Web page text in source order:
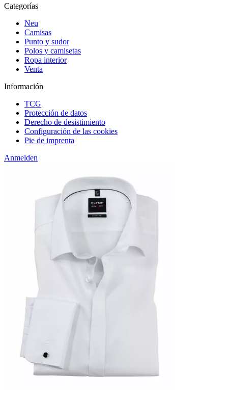
Categorías
Neu
Camisas
Punto y sudor
Polos y camisetas
Ropa interior
Venta
Información
TCG
Protección de datos
Derecho de desistimiento
Configuración de las cookies
Pie de imprenta
Anmelden